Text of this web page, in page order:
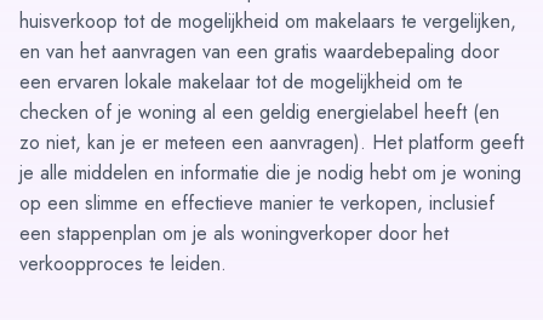
huisverkoop tot de mogelijkheid om makelaars te vergelijken,
en van hetaanvragen van een gratis waardebepaling door
een ervaren lokale makelaar tot de mogelijkheid om te
checken of je woning al een geldig energielabel heeft (en
zo niet, kan je er meteen een aanvragen). Het platform geeft
je alle middelen en informatie die je nodig hebt om je woning
op een slimme en effectieve manier te verkopen, inclusief
een stappenplan om je als woningverkoper door het
verkoopproces te leiden.